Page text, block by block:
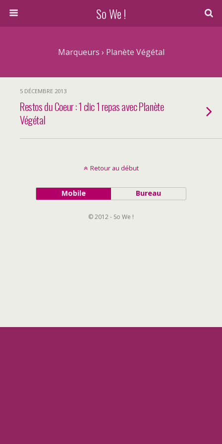
So We !
Marqueurs › Planète Végétal
5 DÉCEMBRE 2013
Restos du Coeur : 1 clic 1 repas avec Planète
Végétal
Retour au début
Mobile Bureau
© 2012 - So We !